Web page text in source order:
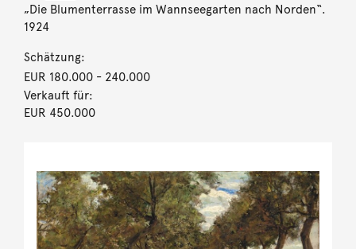
„Die Blumenterrasse im Wannseegarten nach Norden“.
1924
Schätzung:
EUR 180.000- 240.000
Verkauft für:
EUR 450.000